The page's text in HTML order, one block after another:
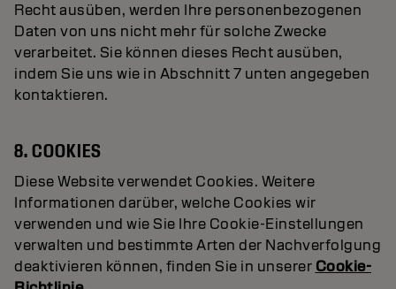
Recht ausüben, werden Ihre personenbezogenen
Daten von uns nicht mehr für solche Zwecke
verarbeitet. Sie können dieses Recht ausüben,
indem Sie uns wie in Abschnitt 7 unten angegeben
kontaktieren.
8. COOKIES
Diese Website verwendet Cookies. Weitere
Informationen darüber, welche Cookies wir
verwenden und wie Sie Ihre Cookie-Einstellungen
verwalten und bestimmte Arten der Nachverfolgung
deaktivieren können, finden Sie in unserer Cookie-